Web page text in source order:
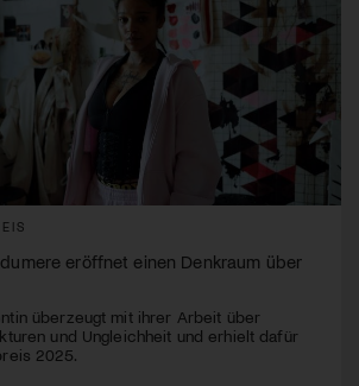
eröffnet einen Denkraum über
überzeugt mit ihrer Arbeit über
und Ungleichheit und erhielt dafür
2025.